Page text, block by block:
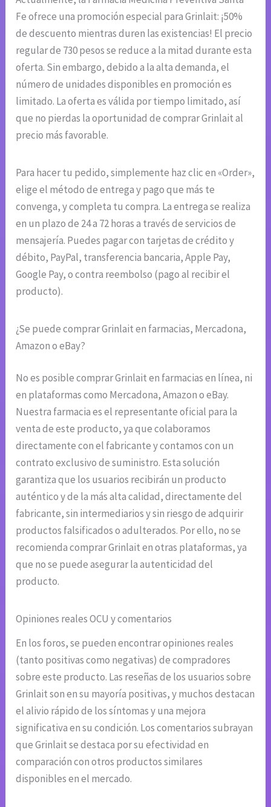
Fe ofrece una promoción especial para Grinlait: ¡50%
de descuento mientras duren las existencias! El precio
regular de 730 pesos se reduce a la mitad durante esta
oferta. Sin embargo, debido a la alta demanda, el
número de unidades disponibles en promoción es
limitado. La oferta es válida por tiempo limitado, así
que no pierdas la oportunidad de comprar Grinlait al
precio más favorable.
Para hacer tu pedido, simplemente haz clic en «Order»,
elige el método de entrega y pago que más te
convenga, y completa tu compra. La entrega se realiza
en un plazo de 24 a 72 horas a través de servicios de
mensajería. Puedes pagar con tarjetas de crédito y
débito, PayPal, transferencia bancaria, Apple Pay,
Google Pay, o contra reembolso (pago al recibir el
producto).
¿Se puede comprar Grinlait en farmacias, Mercadona,
Amazon o eBay?
No es posible comprar Grinlait en farmacias en línea, ni
en plataformas como Mercadona, Amazon o eBay.
Nuestra farmacia es el representante oficial para la
venta de este producto, ya que colaboramos
directamente con el fabricante y contamos con un
contrato exclusivo de suministro. Esta solución
garantiza que los usuarios recibirán un producto
auténtico y de la más alta calidad, directamente del
fabricante, sin intermediarios y sin riesgo de adquirir
productos falsificados o adulterados. Por ello, no se
recomienda comprar Grinlait en otras plataformas, ya
que no se puede asegurar la autenticidad del
producto.
Opiniones reales OCU y comentarios
En los foros, se pueden encontrar opiniones reales
(tanto positivas como negativas) de compradores
sobre este producto. Las reseñas de los usuarios sobre
Grinlait son en su mayoría positivas, y muchos destacan
el alivio rápido de los síntomas y una mejora
significativa en su condición. Los comentarios subrayan
que Grinlait se destaca por su efectividad en
comparación con otros productos similares
disponibles en el mercado.